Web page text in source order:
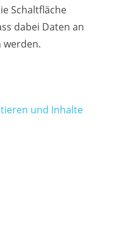
Schaltfläche
dabei Daten an
und Inhalte